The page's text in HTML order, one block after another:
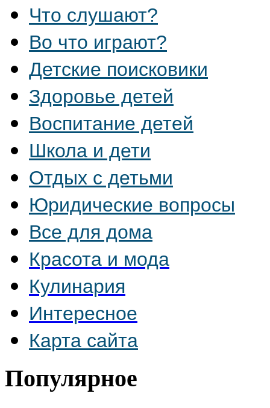
Что слушают?
Во что играют?
Детские поисковики
Здоровье детей
Воспитание детей
Школа и дети
Отдых с детьми
Юридические вопросы
Все для дома
Красота и мода
Кулинария
Интересное
Карта сайта
Популярное